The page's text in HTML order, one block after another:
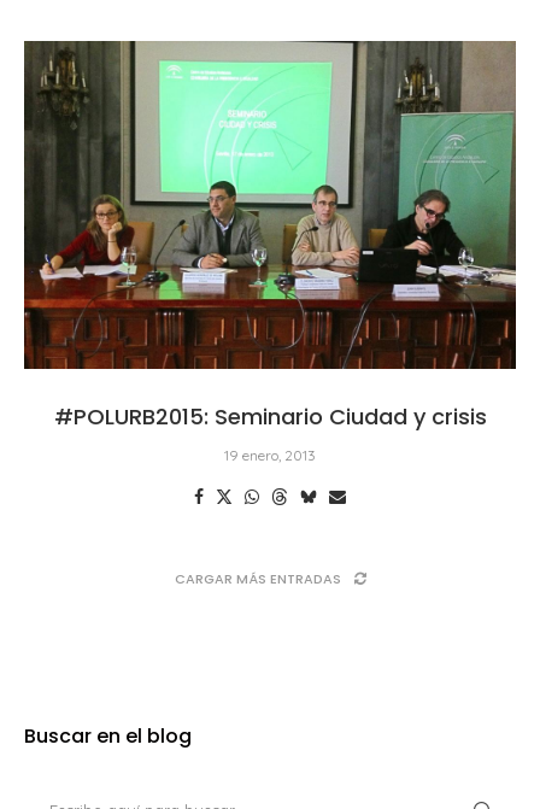
#POLURB2015: Seminario Ciudad y crisis
19 enero, 2013
CARGAR MÁS ENTRADAS
Buscar en el blog